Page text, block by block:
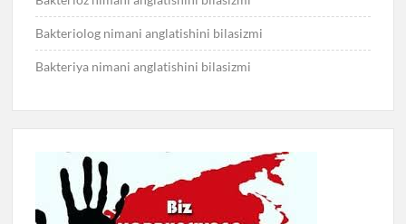
Bakteriolog nimani anglatishini bilasizmi
Bakteriya nimani anglatishini bilasizmi